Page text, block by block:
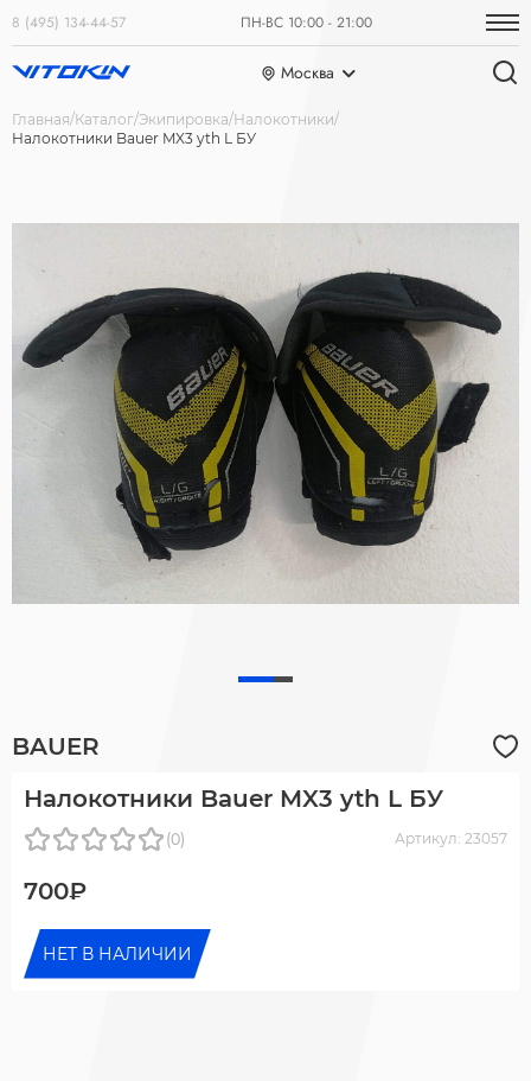
8 (495) 134-44-57 ПН-ВС 10:00 - 21:00
Москва
Главная Каталог Экипировка Налокотники
Налокотники Bauer MX3 yth L БУ
BAUER
Налокотники Bauer MX3 yth L БУ
(0) Артикул: 23057
700₽
НЕТ В НАЛИЧИИ